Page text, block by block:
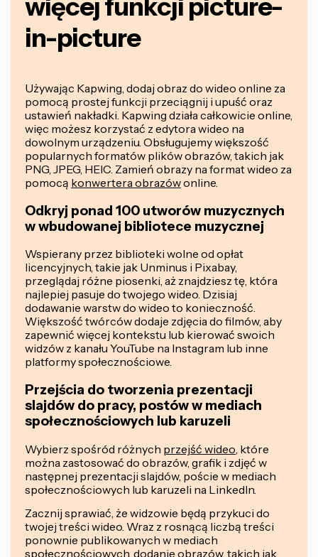
więcej funkcji picture-
in-picture
Używając Kapwing, dodaj obraz do wideo online za
pomocą prostej funkcji przeciągnij i upuść oraz
ustawień nakładki. Kapwing działa całkowicie online,
więc możesz korzystać z edytora wideo na
dowolnym urządzeniu. Obsługujemy większość
popularnych formatów plików obrazów, takich jak
PNG, JPEG, HEIC. Zamień obrazy na format wideo za
pomocą konwertera obrazówonline.
Odkryj ponad 100 utworów muzycznych
w wbudowanej bibliotece muzycznej
Wspierany przez biblioteki wolne od opłat
licencyjnych, takie jak Unminus i Pixabay,
przeglądaj różne piosenki, aż znajdziesz tę, która
najlepiej pasuje do twojego wideo. Dzisiaj
dodawanie warstw do wideo to konieczność.
Większość twórców dodaje zdjęcia do filmów, aby
zapewnić więcej kontekstu lub kierować swoich
widzów z kanału YouTube na Instagram lub inne
platformy społecznościowe.
Przejścia do tworzenia prezentacji
slajdów do pracy, postów w mediach
społecznościowych lub karuzeli
Wybierz spośród różnych przejść wideo , które
można zastosować do obrazów, grafik i zdjęć w
następnej prezentacji slajdów, poście w mediach
społecznościowych lub karuzeli na LinkedIn.
Zacznij sprawiać, że widzowie będą przykuci do
twojej treści wideo. Wraz z rosnącą liczbą treści
ponownie publikowanych w mediach
społecznościowych, dodanie obrazów, takich jak